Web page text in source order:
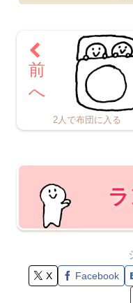
2人で布団に入る
X Facebook